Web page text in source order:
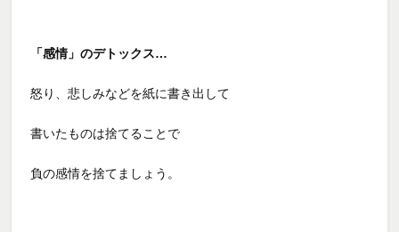
「感情」のデトックス…
怒り、悲しみなどを紙に書き出して
書いたものは捨てることで
負の感情を捨てましょう。